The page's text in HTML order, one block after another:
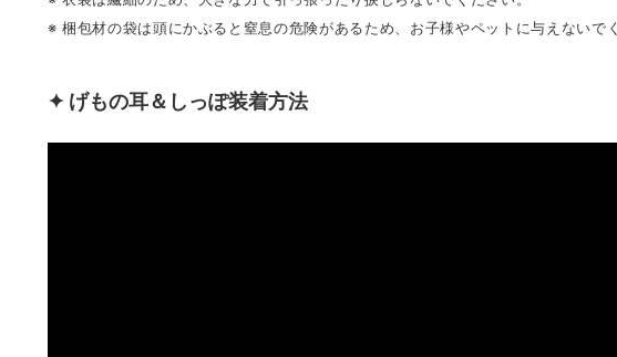
※ 梱包材の袋は頭にかぶると窒息の危険があるため、お子様やペットに与えないで
✦ げもの耳＆しっぽ装着方法